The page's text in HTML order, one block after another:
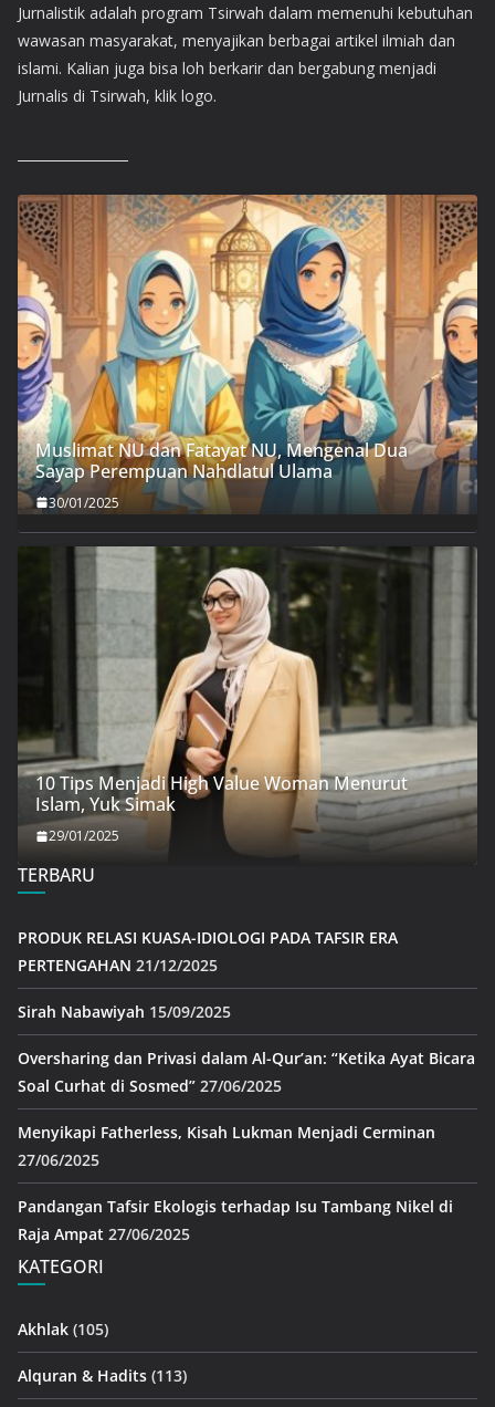
Jurnalistik adalah program Tsirwah dalam memenuhi kebutuhan
wawasan masyarakat, menyajikan berbagai artikel ilmiah dan
islami. Kalian juga bisa loh berkarir dan bergabung menjadi
Jurnalis di Tsirwah, klik logo.
Muslimat NU dan Fatayat NU, Mengenal Dua
Sayap Perempuan Nahdlatul Ulama
30/01/2025
10 Tips Menjadi High Value Woman Menurut
Islam, Yuk Simak
29/01/2025
TERBARU
PRODUK RELASI KUASA-IDIOLOGI PADA TAFSIR ERA
PERTENGAHAN 21/12/2025
Sirah Nabawiyah 15/09/2025
Oversharing dan Privasi dalam Al-Qur’an: “Ketika Ayat Bicara
Soal Curhat di Sosmed” 27/06/2025
Menyikapi Fatherless, Kisah Lukman Menjadi Cerminan
27/06/2025
Pandangan Tafsir Ekologis terhadap Isu Tambang Nikel di
Raja Ampat 27/06/2025
KATEGORI
Akhlak (105)
Alquran & Hadits (113)